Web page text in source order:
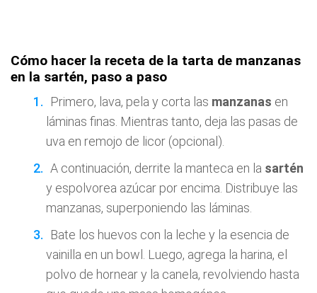
Cómo hacer la receta de la tarta de manzanas
en la sartén, paso a paso
Primero, lava, pela y corta las manzanas en
láminas finas. Mientras tanto, deja las pasas de
uva en remojo de licor (opcional).
A continuación, derrite la manteca en la sartén
y espolvorea azúcar por encima. Distribuye las
manzanas, superponiendo las láminas.
Bate los huevos con la leche y la esencia de
vainilla en un bowl. Luego, agrega la harina, el
polvo de hornear y la canela, revolviendo hasta